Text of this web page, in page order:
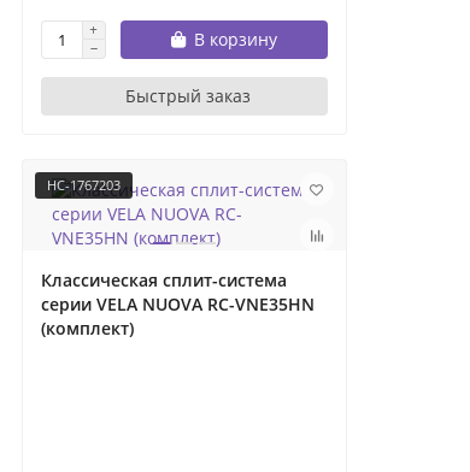
В корзину
Быстрый заказ
НС-1767203
Классическая сплит-система
серии VELA NUOVA RC-VNE35HN
(комплект)